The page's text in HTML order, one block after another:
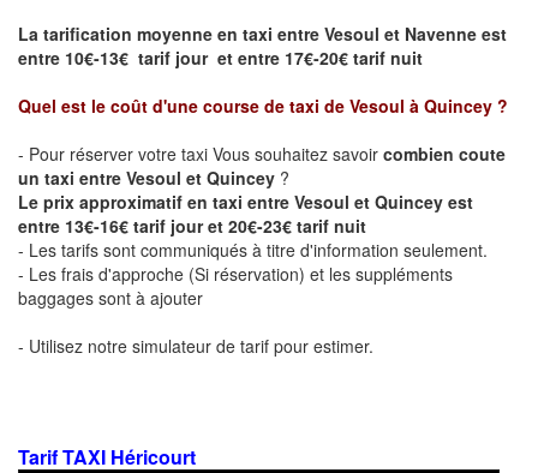
La tarification moyenne en taxi entre Vesoul et Navenne est
entre 10€-13€ tarif jour et entre 17€-20€ tarif nuit
Quel est le coût d'une course de taxi de Vesoul à Quincey ?
- Pour réserver votre taxi Vous souhaitez savoir combien coute
un taxi entre Vesoul et Quincey ?
Le prix approximatif en taxi entre Vesoul et Quincey est
entre 13€-16€ tarif jour et 20€-23€ tarif nuit
- Les tarifs sont communiqués à titre d'information seulement.
- Les frais d'approche (Si réservation) et les suppléments
baggages sont à ajouter
- Utilisez notre simulateur de tarif pour estimer.
Tarif TAXI Héricourt